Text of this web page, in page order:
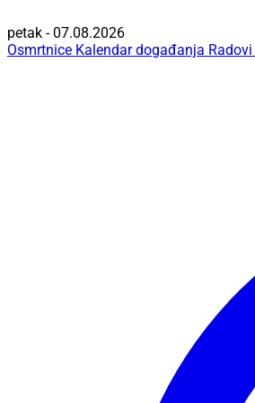
petak - 07.08.2026
Osmrtnice Kalendar događanja